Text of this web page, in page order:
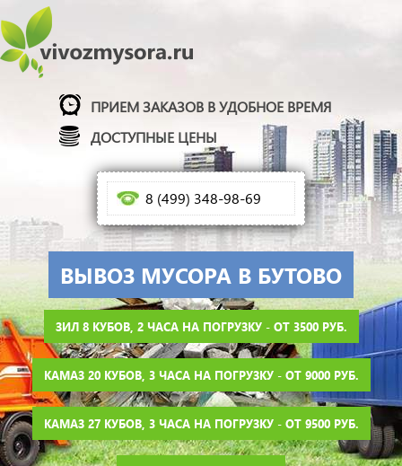
ПРИЕМ ЗАКАЗОВ В УДОБНОЕ ВРЕМЯ
ДОСТУПНЫЕ ЦЕНЫ
8 (499) 348-98-69
ВЫВОЗ МУСОРА В БУТОВО
ЗИЛ 8 КУБОВ, 2 ЧАСА НА ПОГРУЗКУ - ОТ 3500 РУБ.
КАМАЗ 20 КУБОВ, 3 ЧАСА НА ПОГРУЗКУ - ОТ 9000 РУБ.
КАМАЗ 27 КУБОВ, 3 ЧАСА НА ПОГРУЗКУ - ОТ 9500 РУБ.